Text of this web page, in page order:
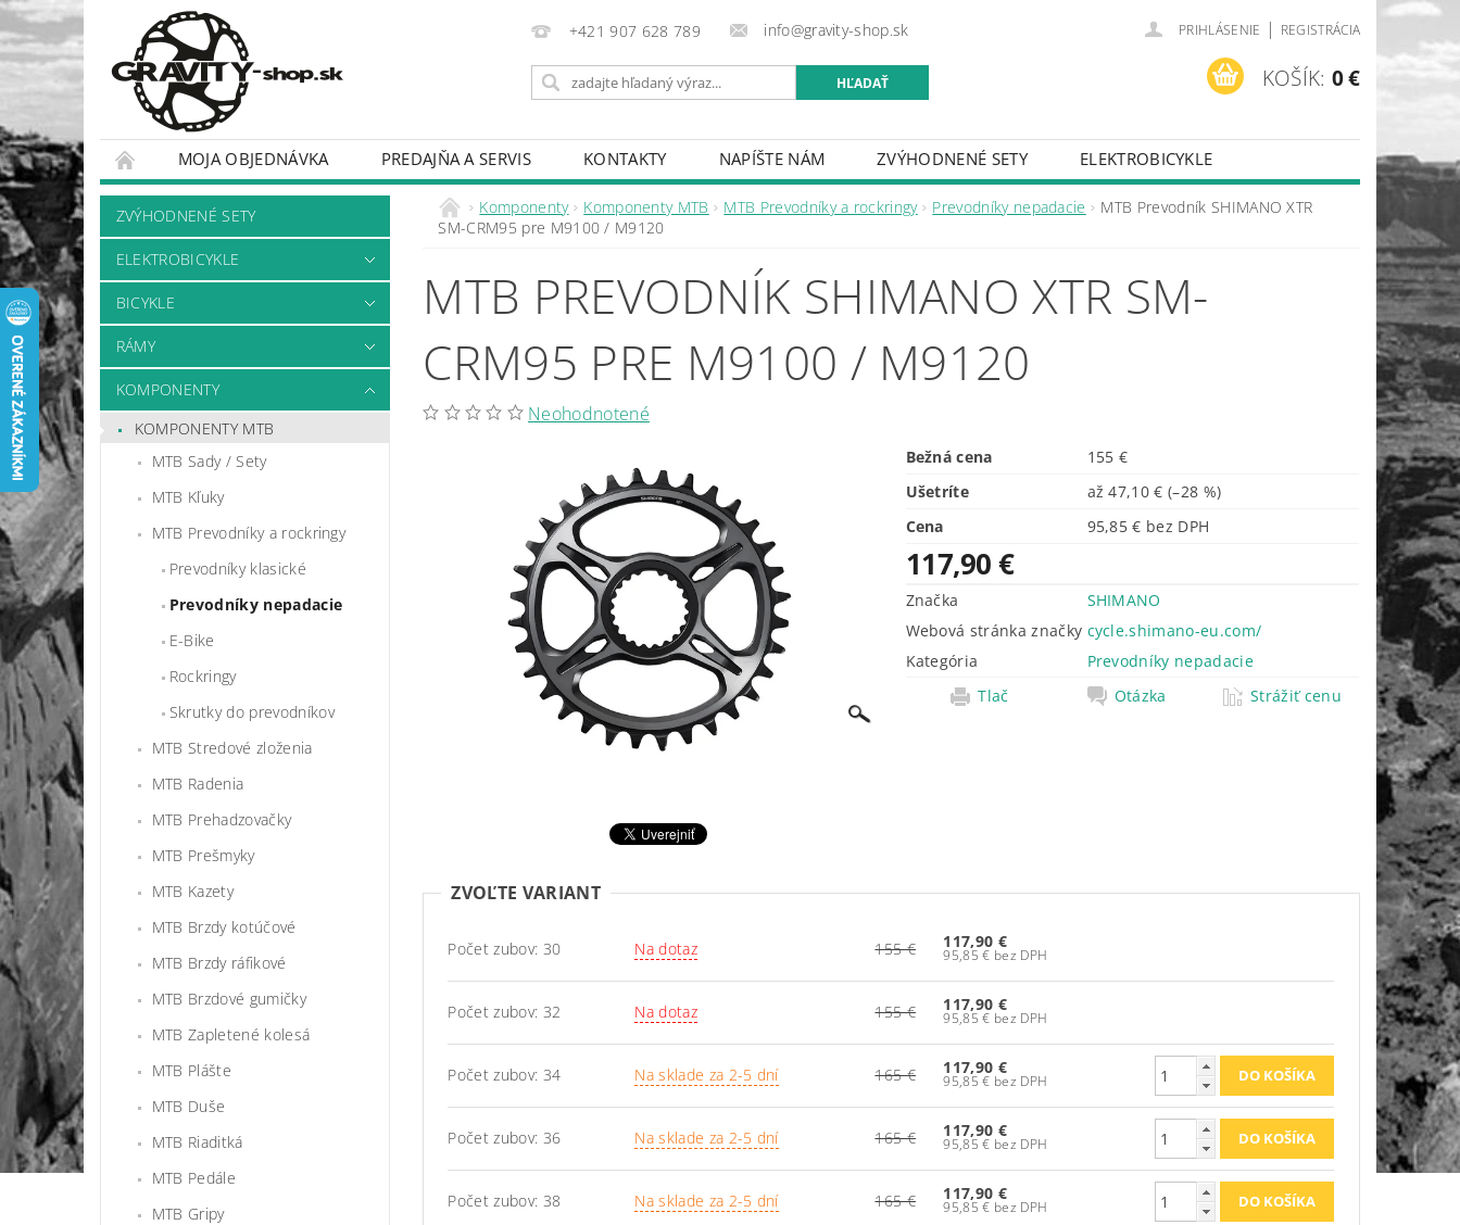
+421 907 628 789 info@gravity-shop.sk PRIHLÁSENIE | REGISTRÁCIA
KOŠÍK: 0 €
MOJA OBJEDNÁVKA PREDAJŇA A SERVIS KONTAKTY NAPÍŠTE NÁM ZVÝHODNENÉ SETY
ELEKTROBICYKLE
BICYKLE
RÁMY
ZVÝHODNENÉ SETY
ELEKTROBICYKLE
BICYKLE
RÁMY
KOMPONENTY
KOMPONENTY MTB
MTB Sady / Sety
MTB Kľuky
MTB Prevodníky a rockringy
Prevodníky klasické
Prevodníky nepadacie
E-Bike
Rockringy
Skrutky do prevodníkov
MTB Stredové zloženia
MTB Radenia
MTB Prehadzovačky
MTB Prešmyky
MTB Kazety
MTB Brzdy kotúčové
MTB Brzdy ráfikové
MTB Brzdové gumičky
MTB Zapletené kolesá
MTB Plášte
MTB Duše
MTB Riaditká
MTB Pedále
MTB Gripy
Komponenty Komponenty MTB MTB Prevodníky a rockringy Prevodníky nepadacie
MTB Prevodník SHIMANO XTR
SM-CRM95 pre M9100 / M9120
MTB PREVODNÍK SHIMANO XTR SM-
CRM95 PRE M9100 / M9120
Neohodnotené
Bežná cena
155 €
Ušetríte
až47,10 €(–28 %)
Cena
95,85 € bez DPH
117,90 €
Značka
SHIMANO
Webová stránka značky cycle.shimano-eu.com/
Kategória
Prevodníky nepadacie
Tlač
Otázka Strážiť cenu
ZVOĽTE VARIANT
Počet zubov: 30 Na dotaz 155 € 117,90 €
95,85 € bez DPH
Počet zubov: 32 Na dotaz 155 € 117,90 €
95,85 € bez DPH
Počet zubov: 34 Na sklade za 2-5 dní 165 € 117,90 €
95,85 € bez DPH
Počet zubov: 36 Na sklade za 2-5 dní 165 € 117,90 €
95,85 € bez DPH
Počet zubov: 38 Na sklade za 2-5 dní 165 € 117,90 €
95,85 € bez DPH